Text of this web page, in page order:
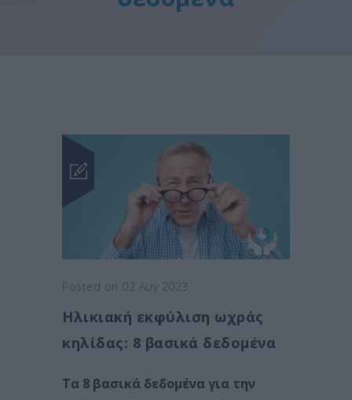
Posted on 02 Αυγ 2023
Hλικιακή εκφύλιση ωχράς
κηλίδας: 8 βασικά δεδομένα
Τα 8 βασικά δεδομένα για την